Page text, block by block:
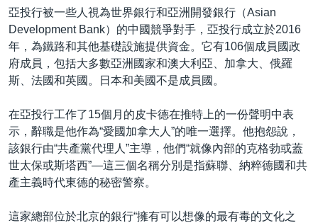
亞投行被一些人視為世界銀行和亞洲開發銀行（Asian
Development Bank）的中國競爭對手，亞投行成立於2016
年，為鐵路和其他基礎設施提供資金。它有106個成員國政
府成員，包括大多數亞洲國家和澳大利亞、加拿大、俄羅
斯、法國和英國。日本和美國不是成員國。
在亞投行工作了15個月的皮卡德在推特上的一份聲明中表
示，辭職是他作為“愛國加拿大人”的唯一選擇。他抱怨說，
該銀行由“共產黨代理人”主導，他們“就像內部的克格勃或蓋
世太保或斯塔西”—這三個名稱分別是指蘇聯、納粹德國和共
產主義時代東德的秘密警察。
這家總部位於北京的銀行“擁有可以想像的最有毒的文化之